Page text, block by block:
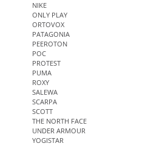
NIKE
ONLY PLAY
ORTOVOX
PATAGONIA
PEEROTON
POC
PROTEST
PUMA
ROXY
SALEWA
SCARPA
SCOTT
THE NORTH FACE
UNDER ARMOUR
YOGISTAR